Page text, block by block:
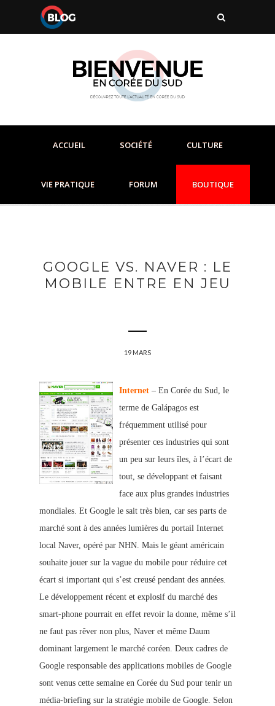
ACCUEIL SOCIÉTÉ CULTURE
VIE PRATIQUE FORUM BOUTIQUE
GOOGLE VS. NAVER : LE
MOBILE ENTRE EN JEU
19 MARS
Internet – En Corée du Sud, le
terme de Galápagos est
fréquemment utilisé pour
présenter ces industries qui sont
un peu sur leurs îles, à l’écart de
tout, se développant et faisant
face aux plus grandes industries
mondiales. Et Google le sait très bien, car ses parts de
marché sont à des années lumières du portail Internet
local Naver, opéré par NHN. Mais le géant américain
souhaite jouer sur la vague du mobile pour réduire cet
écart si important qui s’est creusé pendant des années.
Le développement récent et explosif du marché des
smart-phone pourrait en effet revoir la donne, même s’il
ne faut pas rêver non plus, Naver et même Daum
dominant largement le marché coréen. Deux cadres de
Google responsable des applications mobiles de Google
sont venus cette semaine en Corée du Sud pour tenir un
média-briefing sur la stratégie mobile de Google. Selon